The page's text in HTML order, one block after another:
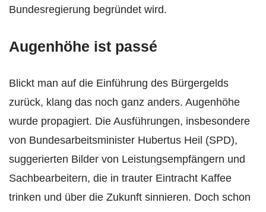
Bundesregierung begründet wird.
Augenhöhe ist passé
Blickt man auf die Einführung des Bürgergelds
zurück, klang das noch ganz anders. Augenhöhe
wurde propagiert. Die Ausführungen, insbesondere
von Bundesarbeitsminister Hubertus Heil (SPD),
suggerierten Bilder von Leistungsempfängern und
Sachbearbeitern, die in trauter Eintracht Kaffee
trinken und über die Zukunft sinnieren. Doch schon